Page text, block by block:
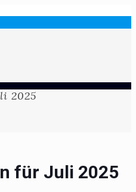
2025
für Juli 2025